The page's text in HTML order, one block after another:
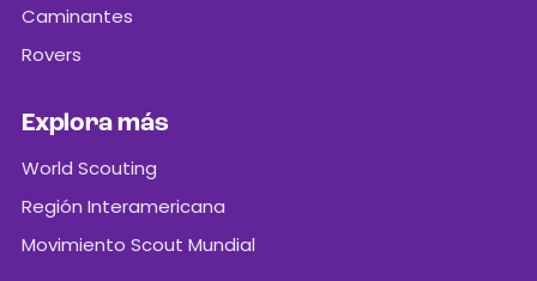
Caminantes
Rovers
Explora más
World Scouting
Región Interamericana
Movimiento Scout Mundial